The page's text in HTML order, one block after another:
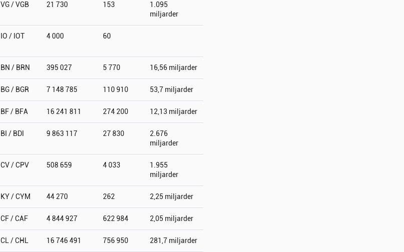
VG / VGB 21 730 153
1.095
miljarder
IO / IOT 4 000 60
BN / BRN 395 027 5 770 16,56 miljarder
BG / BGR 7 148 785 110 910 53,7 miljarder
BF / BFA 16 241 811 274 200 12,13 miljarder
BI / BDI 9 863 117 27 830
2.676
miljarder
CV / CPV 508 659 4 033
1.955
miljarder
KY / CYM 44 270 262 2,25 miljarder
CF / CAF 4 844 927 622 984 2,05 miljarder
CL / CHL 16 746 491 756 950 281,7 miljarder